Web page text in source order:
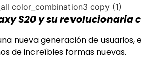
S20 y su revolucionaria
nueva generación de usuarios,
de increíbles formas nuevas.